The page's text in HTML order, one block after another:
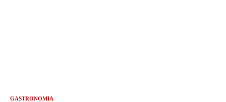
GASTRONOMIA